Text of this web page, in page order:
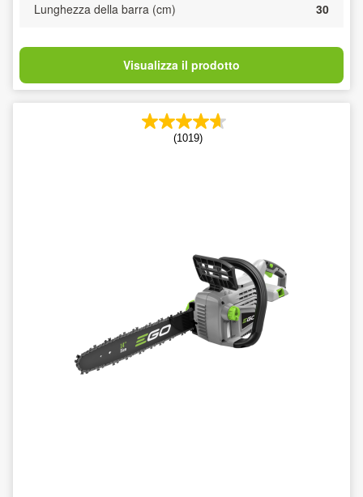
Lunghezza della barra (cm) 30
Visualizza il prodotto
(1019)